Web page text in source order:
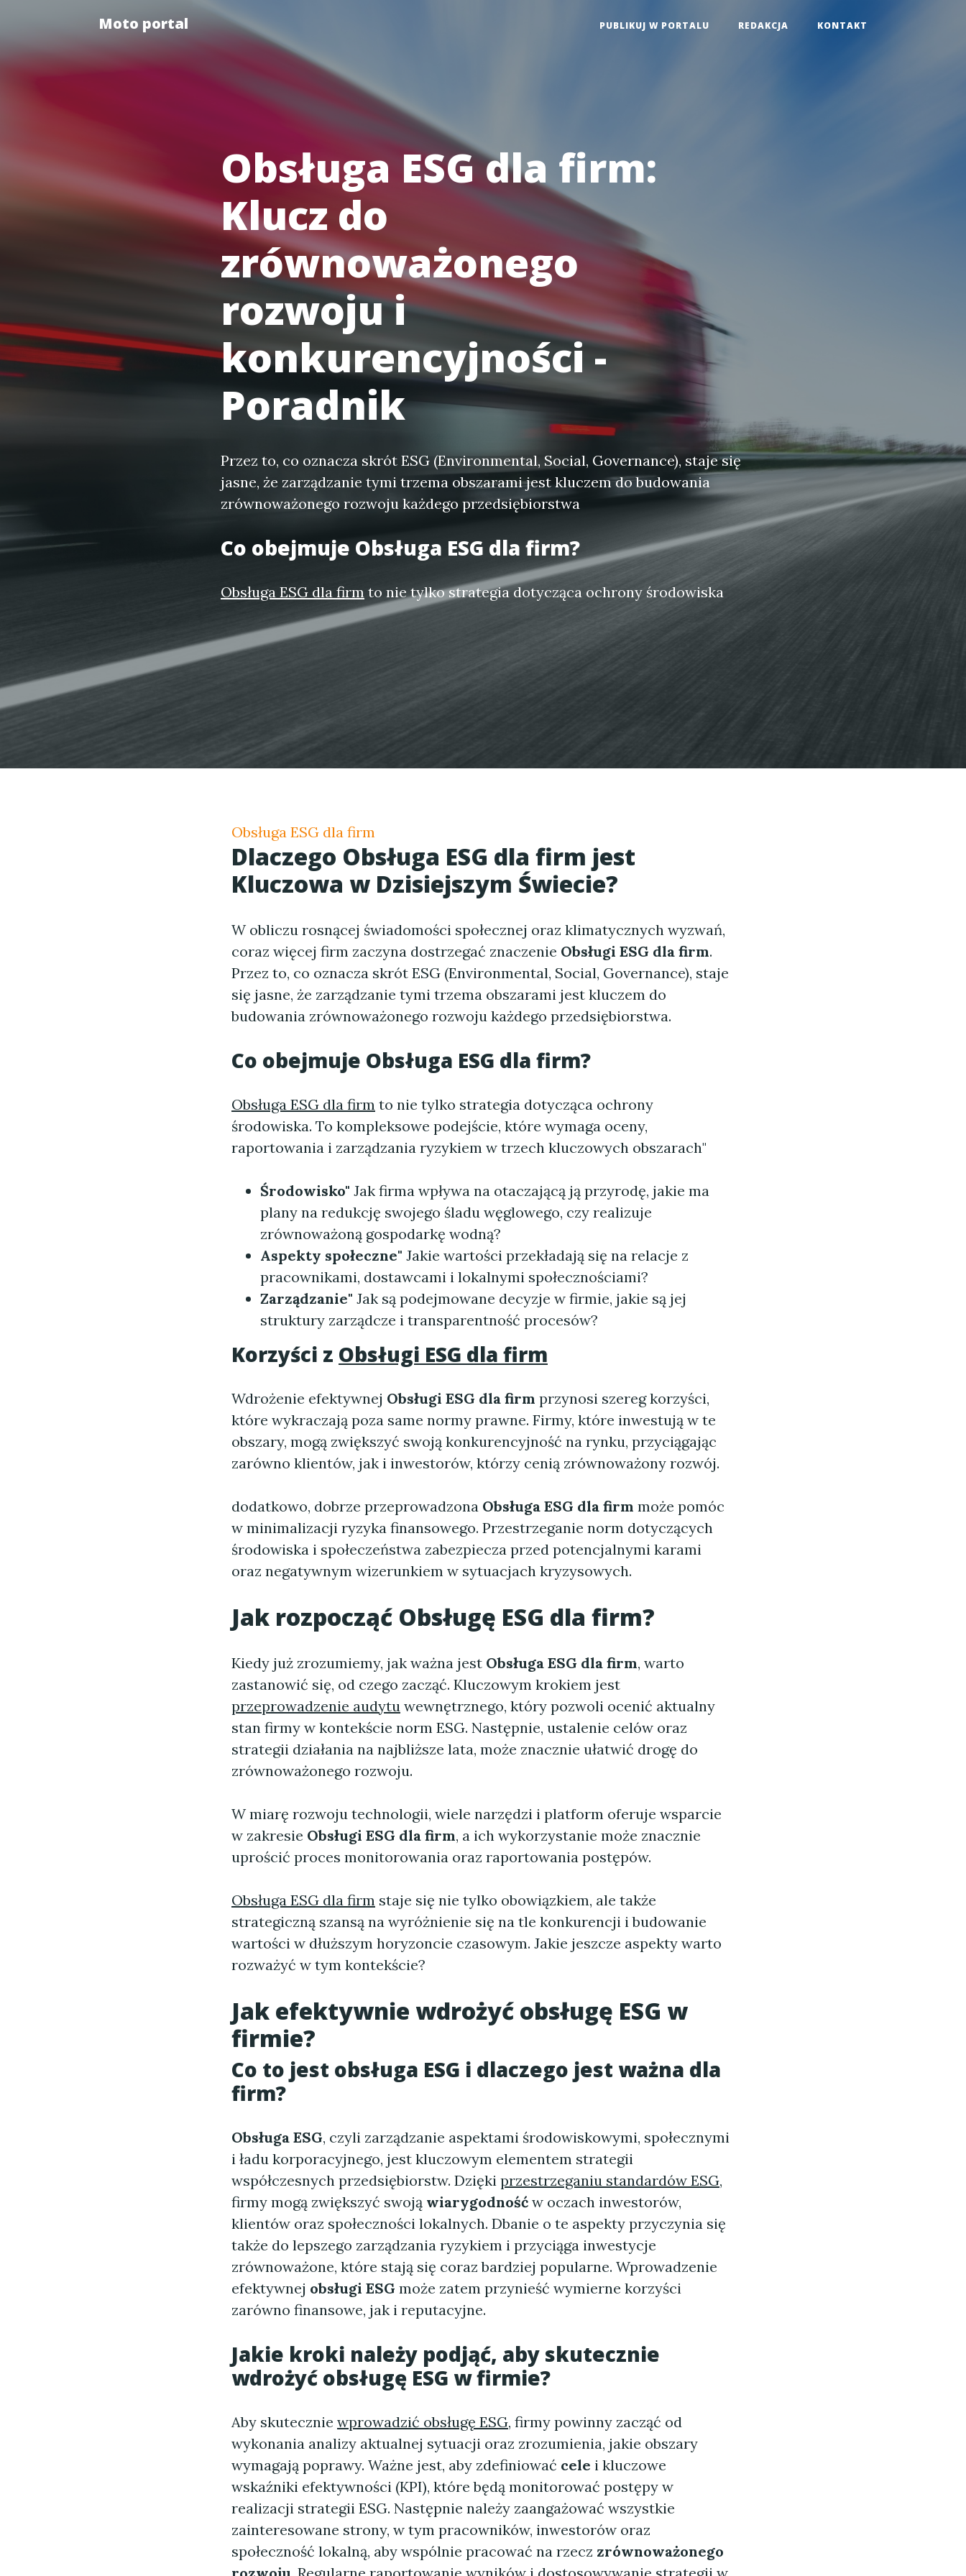
Moto portal PUBLIKUJ W PORTALU REDAKCJA KONTAKT
Obsługa ESG dla firm:
Klucz do
zrównoważonego
rozwoju i
konkurencyjności -
Poradnik
Przez to, co oznacza skrót ESG (Environmental, Social, Governance), staje się
jasne, że zarządzanie tymi trzema obszarami jest kluczem do budowania
zrównoważonego rozwoju każdego przedsiębiorstwa
Co obejmuje Obsługa ESG dla firm?
Obsługa ESG dla firm to nie tylko strategia dotycząca ochrony środowiska
Obsługa ESG dla firm
Dlaczego Obsługa ESG dla firm jest
Kluczowa w Dzisiejszym Świecie?
W obliczu rosnącej świadomości społecznej oraz klimatycznych wyzwań,
coraz więcej firm zaczyna dostrzegać znaczenie Obsługi ESG dla firm.
Przez to, co oznacza skrót ESG (Environmental, Social, Governance), staje
się jasne, że zarządzanie tymi trzema obszarami jest kluczem do
budowania zrównoważonego rozwoju każdego przedsiębiorstwa.
Co obejmuje Obsługa ESG dla firm?
Obsługa ESG dla firm to nie tylko strategia dotycząca ochrony
środowiska. To kompleksowe podejście, które wymaga oceny,
raportowania i zarządzania ryzykiem w trzech kluczowych obszarach"
Środowisko" Jak firma wpływa na otaczającą ją przyrodę, jakie ma
plany na redukcję swojego śladu węglowego, czy realizuje
zrównoważoną gospodarkę wodną?
Aspekty społeczne" Jakie wartości przekładają się na relacje z
pracownikami, dostawcami i lokalnymi społecznościami?
Zarządzanie" Jak są podejmowane decyzje w firmie, jakie są jej
struktury zarządcze i transparentność procesów?
Korzyści z Obsługi ESG dla firm
Wdrożenie efektywnej Obsługi ESG dla firm przynosi szereg korzyści,
które wykraczają poza same normy prawne. Firmy, które inwestują w te
obszary, mogą zwiększyć swoją konkurencyjność na rynku, przyciągając
zarówno klientów, jak i inwestorów, którzy cenią zrównoważony rozwój.
dodatkowo, dobrze przeprowadzona Obsługa ESG dla firm może pomóc
w minimalizacji ryzyka finansowego. Przestrzeganie norm dotyczących
środowiska i społeczeństwa zabezpiecza przed potencjalnymi karami
oraz negatywnym wizerunkiem w sytuacjach kryzysowych.
Jak rozpocząć Obsługę ESG dla firm?
Kiedy już zrozumiemy, jak ważna jest Obsługa ESG dla firm, warto
zastanowić się, od czego zacząć. Kluczowym krokiem jest
przeprowadzenie audytu wewnętrznego, który pozwoli ocenić aktualny
stan firmy w kontekście norm ESG. Następnie, ustalenie celów oraz
strategii działania na najbliższe lata, może znacznie ułatwić drogę do
zrównoważonego rozwoju.
W miarę rozwoju technologii, wiele narzędzi i platform oferuje wsparcie
w zakresie Obsługi ESG dla firm, a ich wykorzystanie może znacznie
uprościć proces monitorowania oraz raportowania postępów.
Obsługa ESG dla firm staje się nie tylko obowiązkiem, ale także
strategiczną szansą na wyróżnienie się na tle konkurencji i budowanie
wartości w dłuższym horyzoncie czasowym. Jakie jeszcze aspekty warto
rozważyć w tym kontekście?
Jak efektywnie wdrożyć obsługę ESG w
firmie?
Co to jest obsługa ESG i dlaczego jest ważna dla
firm?
Obsługa ESG, czyli zarządzanie aspektami środowiskowymi, społecznymi
i ładu korporacyjnego, jest kluczowym elementem strategii
współczesnych przedsiębiorstw. Dzięki przestrzeganiu standardów ESG,
firmy mogą zwiększyć swoją wiarygodność w oczach inwestorów,
klientów oraz społeczności lokalnych. Dbanie o te aspekty przyczynia się
także do lepszego zarządzania ryzykiem i przyciąga inwestycje
zrównoważone, które stają się coraz bardziej popularne. Wprowadzenie
efektywnej obsługi ESG może zatem przynieść wymierne korzyści
zarówno finansowe, jak i reputacyjne.
Jakie kroki należy podjąć, aby skutecznie
wdrożyć obsługę ESG w firmie?
Aby skutecznie wprowadzić obsługę ESG, firmy powinny zacząć od
wykonania analizy aktualnej sytuacji oraz zrozumienia, jakie obszary
wymagają poprawy. Ważne jest, aby zdefiniować cele i kluczowe
wskaźniki efektywności (KPI), które będą monitorować postępy w
realizacji strategii ESG. Następnie należy zaangażować wszystkie
zainteresowane strony, w tym pracowników, inwestorów oraz
społeczność lokalną, aby wspólnie pracować na rzecz zrównoważonego